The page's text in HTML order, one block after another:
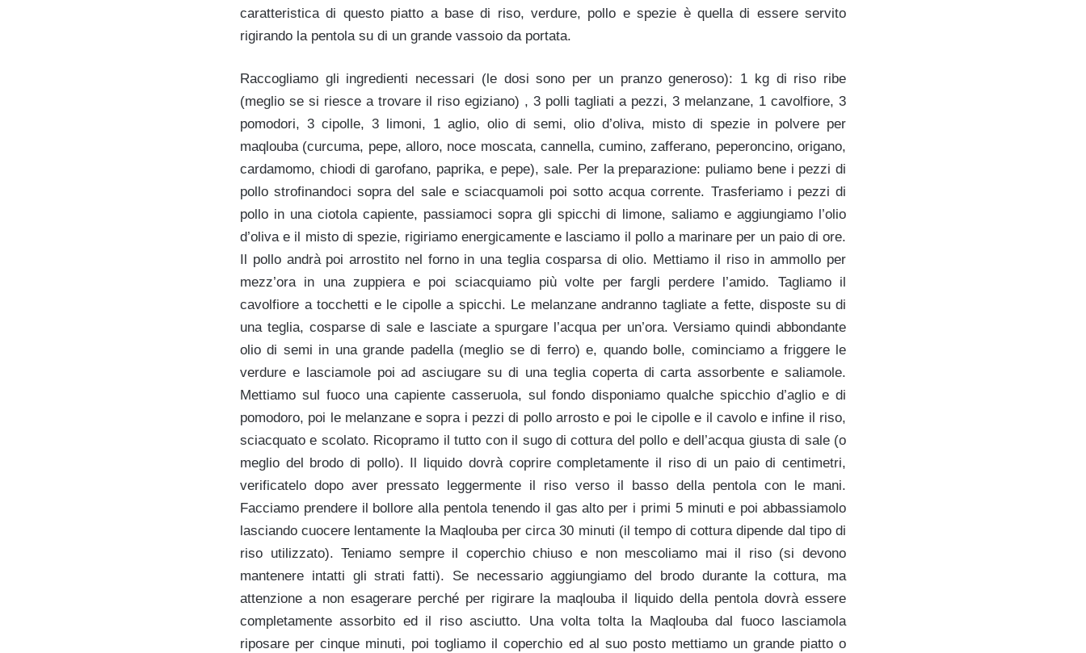
caratteristica di questo piatto a base di riso, verdure, pollo e spezie è quella di essere servito
rigirando la pentola su di un grande vassoio da portata.
Raccogliamo gli ingredienti necessari (le dosi sono per un pranzo generoso): 1 kg di riso ribe
(meglio se si riesce a trovare il riso egiziano) , 3 polli tagliati a pezzi, 3 melanzane, 1 cavolfiore, 3
pomodori, 3 cipolle, 3 limoni, 1 aglio, olio di semi, olio d’oliva, misto di spezie in polvere per
maqlouba (curcuma, pepe, alloro, noce moscata, cannella, cumino, zafferano, peperoncino, origano,
cardamomo, chiodi di garofano, paprika, e pepe), sale. Per la preparazione: puliamo bene i pezzi di
pollo strofinandoci sopra del sale e sciacquamoli poi sotto acqua corrente. Trasferiamo i pezzi di
pollo in una ciotola capiente, passiamoci sopra gli spicchi di limone, saliamo e aggiungiamo l’olio
d’oliva e il misto di spezie, rigiriamo energicamente e lasciamo il pollo a marinare per un paio di ore.
Il pollo andrà poi arrostito nel forno in una teglia cosparsa di olio. Mettiamo il riso in ammollo per
mezz’ora in una zuppiera e poi sciacquiamo più volte per fargli perdere l’amido. Tagliamo il
cavolfiore a tocchetti e le cipolle a spicchi. Le melanzane andranno tagliate a fette, disposte su di
una teglia, cosparse di sale e lasciate a spurgare l’acqua per un’ora. Versiamo quindi abbondante
olio di semi in una grande padella (meglio se di ferro) e, quando bolle, cominciamo a friggere le
verdure e lasciamole poi ad asciugare su di una teglia coperta di carta assorbente e saliamole.
Mettiamo sul fuoco una capiente casseruola, sul fondo disponiamo qualche spicchio d’aglio e di
pomodoro, poi le melanzane e sopra i pezzi di pollo arrosto e poi le cipolle e il cavolo e infine il riso,
sciacquato e scolato. Ricopramo il tutto con il sugo di cottura del pollo e dell’acqua giusta di sale (o
meglio del brodo di pollo). Il liquido dovrà coprire completamente il riso di un paio di centimetri,
verificatelo dopo aver pressato leggermente il riso verso il basso della pentola con le mani.
Facciamo prendere il bollore alla pentola tenendo il gas alto per i primi 5 minuti e poi abbassiamolo
lasciando cuocere lentamente la Maqlouba per circa 30 minuti (il tempo di cottura dipende dal tipo di
riso utilizzato). Teniamo sempre il coperchio chiuso e non mescoliamo mai il riso (si devono
mantenere intatti gli strati fatti). Se necessario aggiungiamo del brodo durante la cottura, ma
attenzione a non esagerare perché per rigirare la maqlouba il liquido della pentola dovrà essere
completamente assorbito ed il riso asciutto. Una volta tolta la Maqlouba dal fuoco lasciamola
riposare per cinque minuti, poi togliamo il coperchio ed al suo posto mettiamo un grande piatto o